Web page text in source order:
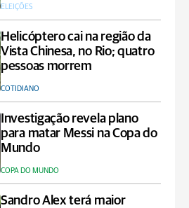
ELEIÇÕES
Helicóptero cai na região da
Vista Chinesa, no Rio; quatro
pessoas morrem
COTIDIANO
Investigação revela plano
para matar Messi na Copa do
Mundo
COPA DO MUNDO
Sandro Alex terá maior